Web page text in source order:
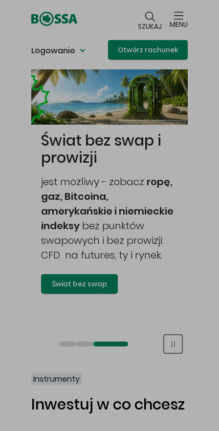
SZUKAJ MENU
Logowanie Otwórz rachunek
Główna treść
Świat bez swap i
prowizji
jest możliwy - zobacz ropę,
gaz, Bitcoina,
amerykańskie i niemieckie
indeksy bez punktów
swapowych i bez prowizji.
CFD na futures, ty i rynek.
Świat bez swap
Otwórz rachunek maklerski online
Otwórz konto IKE/IKZE
Świat bez swap i prowizji
Instrumenty
Inwestuj w co chcesz